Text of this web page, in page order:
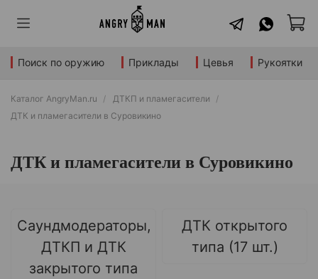
Поиск по оружию Приклады Цевья Рукоятки
Каталог AngryMan.ru
ДТКП и пламегасители
ДТК и пламегасители в Суровикино
ДТК и пламегасители в Суровикино
Саундмодераторы,
ДТКП и ДТК
закрытого типа
ДТК открытого
типа (17 шт.)